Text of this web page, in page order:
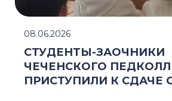
СТУДЕНТЫ-ЗАОЧНИКИ
ЧЕЧЕНСКОГО
ПРИСТУПИЛИ К СДАЧЕ
08.06.2026